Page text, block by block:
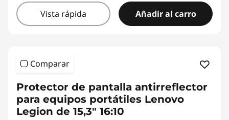
Vista rápida Añadir al carro
Comparar
Protector de pantalla antirreflector
para equipos portátiles Lenovo
Legion de 15,3" 16:10